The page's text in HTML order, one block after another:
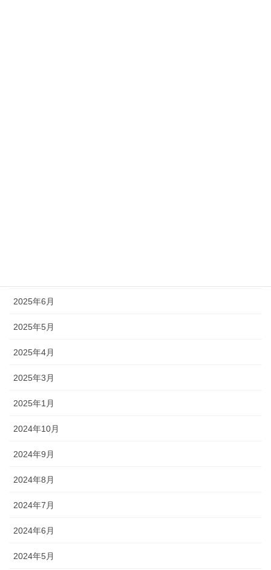
2025年6月
2025年5月
2025年4月
2025年3月
2025年1月
2024年10月
2024年9月
2024年8月
2024年7月
2024年6月
2024年5月